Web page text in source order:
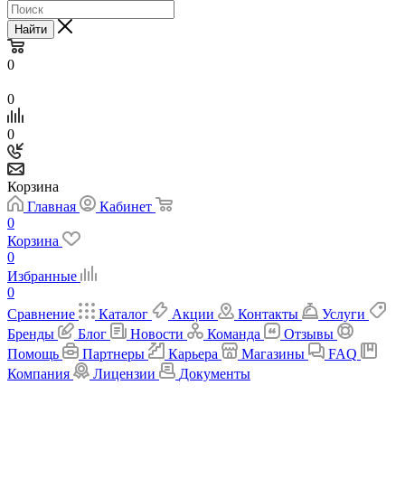
Найти
0
0
0
Корзина
Главная
Кабинет
0
Корзина
0
Избранные
0
Сравнение
Каталог Акции Контакты
Услуги
Бренды
Блог Новости Команда
Отзывы
Помощь
Партнеры Карьера Магазины
FAQ
Компания
Лицензии Документы